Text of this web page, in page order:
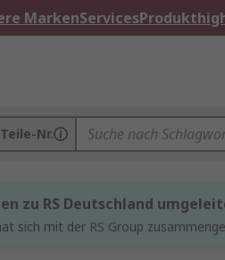
MarkenServices
Teile-Nr.
zu RS Deutschland
sich mit der RS Group